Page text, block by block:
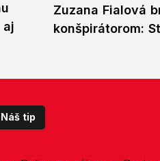
aj
Zuzana Fialová
konšpirátorom:
Náš tip